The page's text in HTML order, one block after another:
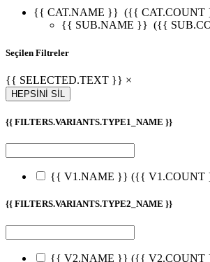
{{ CAT.NAME }} ({{ CAT.COUNT
{{ SUB.NAME }} ({{
Seçilen Filtreler
{{ SELECTED.TEXT }} ×
HEPSİNİ SİL
{{ FILTERS.VARIANTS.TYPE1_NAME }}
{{ V1.NAME }} ({{ V1.COUNT
{{ FILTERS.VARIANTS.TYPE2_NAME }}
{{ V2.NAME }} ({{ V2.COUNT